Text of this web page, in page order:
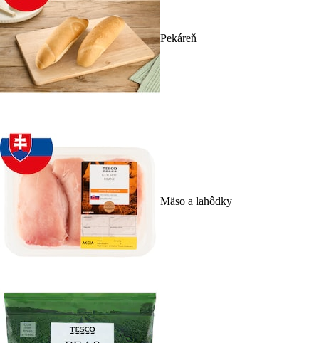
Pekáreň
Mäso a lahôdky